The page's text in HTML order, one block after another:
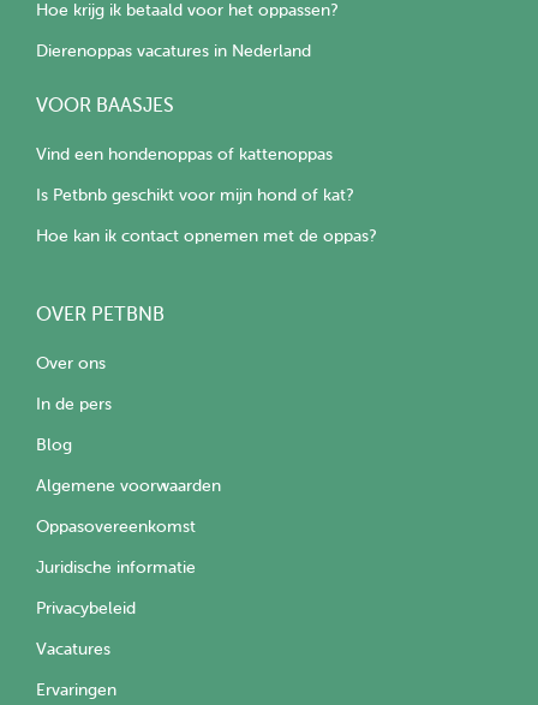
Hoe krijg ik betaald voor het oppassen?
Dierenoppas vacatures in Nederland
VOOR BAASJES
Vind een hondenoppas of kattenoppas
Is Petbnb geschikt voor mijn hond of kat?
Hoe kan ik contact opnemen met de oppas?
OVER PETBNB
Over ons
In de pers
Blog
Algemene voorwaarden
Oppasovereenkomst
Juridische informatie
Privacybeleid
Vacatures
Ervaringen